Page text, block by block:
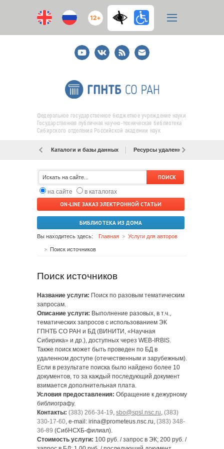
12+
YoutubeВКонтакте
RSS
E-
mail
подписка
Федеральное государственное бюджетное учреждение науки
Государственная публичная научно-техническая библиотека
Сибирского отделения Российской академии наук
Каталоги и базы данных Ресурсы удаленного доступа
на сайте
в каталогах
ON-LINE ЗАКАЗ ЭЛЕКТРОННОЙ СТАТЬИ
БИБЛИОТЕКА ИЗ ДОМА
Вы находитесь здесь: Главная Услуги для авторов
Поиск источников
Поиск источников
Название услуги: Поиск по разовым тематическим
запросам.
Описание услуги: Выполнение разовых, в т.ч.,
тематических запросов с использованием ЭК
ГПНТБ СО РАН и БД (ВИНИТИ, «Научная
Сибирика» и др.), доступных через WEB-IRBIS.
Также поиск может быть проведен по БД в
удаленном доступе (отечественным и зарубежным).
Если в результате поиска было найдено более 10
документов, то за каждый последующий документ
взимается дополнительная плата.
Условия предоставления: Обращение к дежурному
библиографу.
Контакты: (383) 266-34-19, sbo@spsl.nsc.ru, (383)
330-17-60, e-mail: irina@prometeus.nsc.ru, (383) 348-
36-89 (СибНСХБ-филиал).
Стоимость услуги: 100 руб. / запрос в ЭК; 200 руб. /